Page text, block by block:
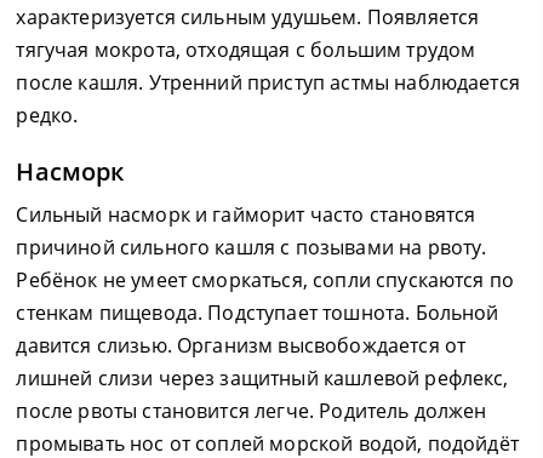
характеризуется сильным удушьем. Появляется
тягучая мокрота, отходящая с большим трудом
после кашля. Утренний приступ астмы наблюдается
редко.
Насморк
Сильный насморк и гайморит часто становятся
причиной сильного кашля с позывами на рвоту.
Ребёнок не умеет сморкаться, сопли спускаются по
стенкам пищевода. Подступает тошнота. Больной
давится слизью. Организм высвобождается от
лишней слизи через защитный кашлевой рефлекс,
после рвоты становится легче. Родитель должен
промывать нос от соплей морской водой, подойдёт